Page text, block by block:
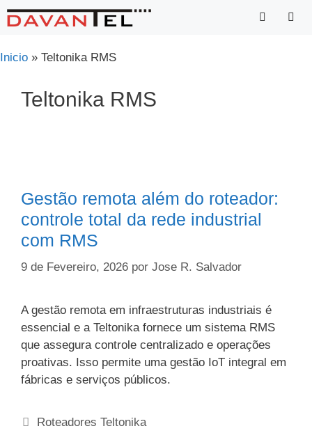
Saltar
para
conteúdo
Inicio » Teltonika RMS
Teltonika RMS
Gestão remota além do roteador:
controle total da rede industrial
com RMS
9 de Fevereiro, 2026 por Jose R. Salvador
A gestão remota em infraestruturas industriais é
essencial e a Teltonika fornece um sistema RMS
que assegura controle centralizado e operações
proativas. Isso permite uma gestão IoT integral em
fábricas e serviços públicos.
Categorias
Roteadores Teltonika